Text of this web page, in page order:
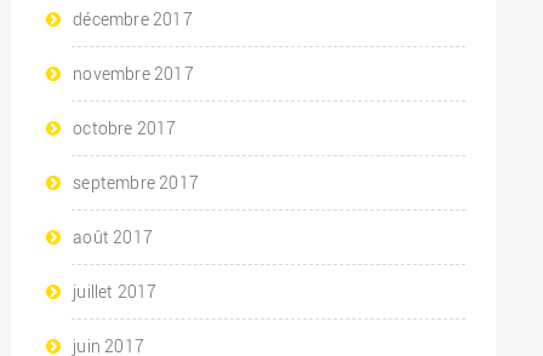
décembre 2017
novembre 2017
octobre 2017
septembre 2017
août 2017
juillet 2017
juin 2017